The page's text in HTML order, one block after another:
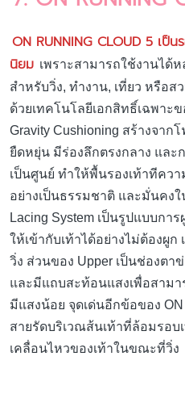
นิยม เพราะสามารถใช้งานได้ห
สำหรับวิ่ง, ทำงาน, เที่ยว หรือส
ด้วยเทคโนโลยีเอกสิทธิ์เฉพาะ
Gravity Cushioning สร้างจา
ยืดหยุ่น มีร่องลึกตรงกลาง และ
เป็นศูนย์ ทำให้พื้นรองเท้าทีควา
อย่างเป็นธรรมชาติ และมั่นคง
Lacing System เป็นรูปแบบการ
ให้เข้ากับเท้าได้อย่างไม่ต้องผู
วิ่ง ส่วนของ Upper เป็นช่องต
และมีแถบสะท้อนแสงเพื่อสาม
มีแสงน้อย จุดเด่นอีกข้อของ
สายรัดบริเวณส้นเท้าที่ล้อมรอ
เคลื่อนไหวของเท้าในขณะที่วิ่ง